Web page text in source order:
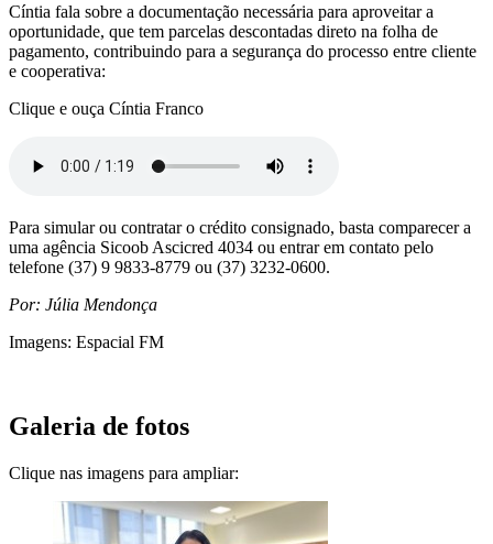
Cíntia fala sobre a documentação necessária para aproveitar a
oportunidade, que tem parcelas descontadas direto na folha de
pagamento, contribuindo para a segurança do processo entre cliente
e cooperativa:
Clique e ouça Cíntia Franco
Para simular ou contratar o crédito consignado, basta comparecer a
uma agência Sicoob Ascicred 4034 ou entrar em contato pelo
telefone (37) 9 9833-8779 ou (37) 3232-0600.
Por: Júlia Mendonça
Imagens: Espacial FM
Galeria de fotos
Clique nas imagens para ampliar: